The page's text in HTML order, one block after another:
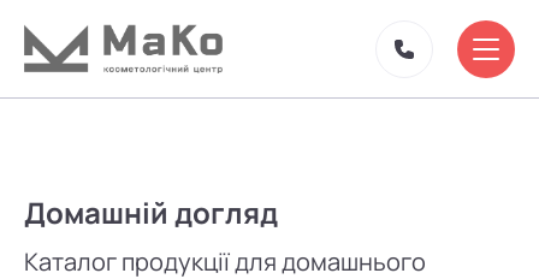
Домашній догляд
Каталог продукції для домашнього